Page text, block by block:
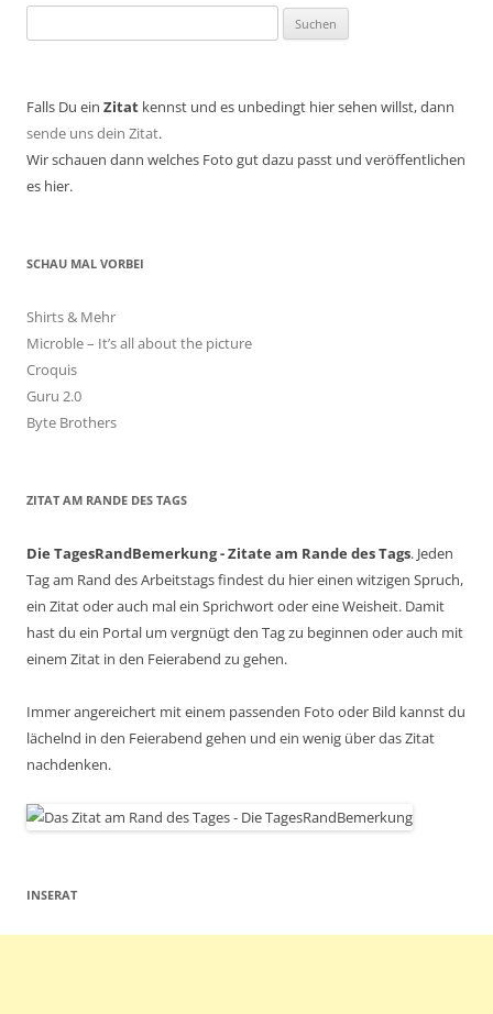
nach:
Falls Du ein Zitat kennst und es unbedingt hier sehen willst, dann
sende uns dein Zitat.
Wir schauen dann welches Foto gut dazu passt und veröffentlichen
es hier.
SCHAU MAL VORBEI
Shirts & Mehr
Microble – It’s all about the picture
Croquis
Guru 2.0
Byte Brothers
ZITAT AM RANDE DES TAGS
Die TagesRandBemerkung - Zitate am Rande des Tags. Jeden
Tag am Rand des Arbeitstags findest du hier einen witzigen Spruch,
ein Zitat oder auch mal ein Sprichwort oder eine Weisheit. Damit
hast du ein Portal um vergnügt den Tag zu beginnen oder auch mit
einem Zitat in den Feierabend zu gehen.
Immer angereichert mit einem passenden Foto oder Bild kannst du
lächelnd in den Feierabend gehen und ein wenig über das Zitat
nachdenken.
INSERAT